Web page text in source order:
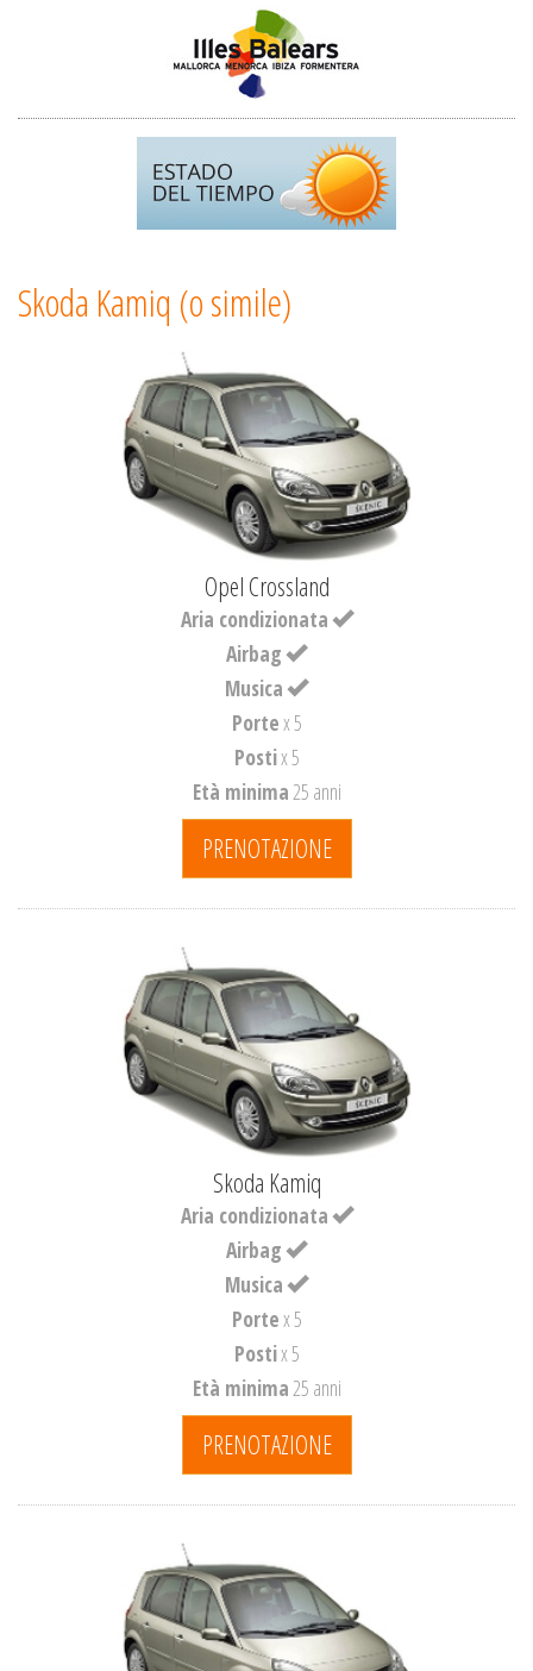
Skoda Kamiq (o simile)
Opel Crossland
Aria condizionata
Airbag
Musica
Portex 5
Postix 5
Età minima25 anni
PRENOTAZIONE
Skoda Kamiq
Aria condizionata
Airbag
Musica
Portex 5
Postix 5
Età minima 25 anni
PRENOTAZIONE